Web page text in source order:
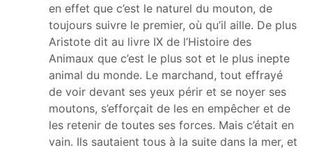
en effet que c’est le naturel du mouton, de
toujours suivre le premier, où qu’il aille. De plus
Aristote dit au livre IX de l’Histoire des
Animaux que c’est le plus sot et le plus inepte
animal du monde. Le marchand, tout effrayé
de voir devant ses yeux périr et se noyer ses
moutons, s’efforçait de les en empêcher et de
les retenir de toutes ses forces. Mais c’était en
vain. Ils sautaient tous à la suite dans la mer, et